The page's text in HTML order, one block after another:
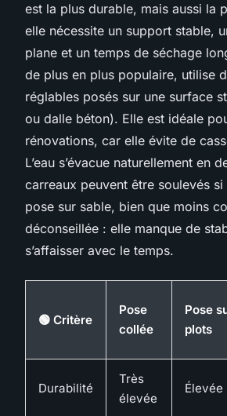
est la plus durable, mais aussi la
elle nécessite un support stable,
plane et un temps de séchage
de plus en plus populaire, utilise
réglables posés sur une surface
ou dalle béton). Elle est idéale
rénovations, car elle évite de
L’eau s’évacue naturellement en
carreaux peuvent être soulevés
pose sur sable, bien que moins
déconseillée : elle manque de
s’affaisser avec le temps.
🟢 Critère
Pose
collée
Pose
plots
Durabilité
Très
élevée
Élevée